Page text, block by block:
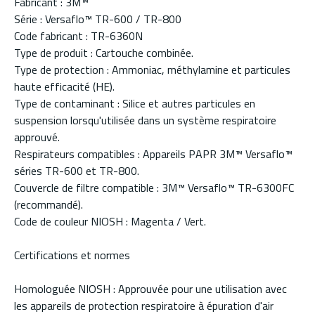
Série : Versaflo™ TR-600 / TR-800
Code fabricant : TR-6360N
Type de produit : Cartouche combinée.
Type de protection : Ammoniac, méthylamine et particules
haute efficacité (HE).
Type de contaminant : Silice et autres particules en
suspension lorsqu'utilisée dans un système respiratoire
approuvé.
Respirateurs compatibles : Appareils PAPR 3M™ Versaflo™
séries TR-600 et TR-800.
Couvercle de filtre compatible : 3M™ Versaflo™ TR-6300FC
(recommandé).
Code de couleur NIOSH : Magenta / Vert.
Certifications et normes
Homologuée NIOSH : Approuvée pour une utilisation avec
les appareils de protection respiratoire à épuration d'air